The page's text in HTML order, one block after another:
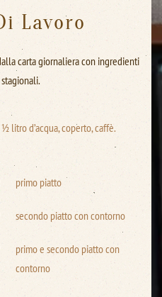
Lavoro
carta giornaliera con ingredienti
litro d’acqua, coperto, caffè.
primo piatto
secondo piatto con contorno
primo e secondo piatto con
contorno